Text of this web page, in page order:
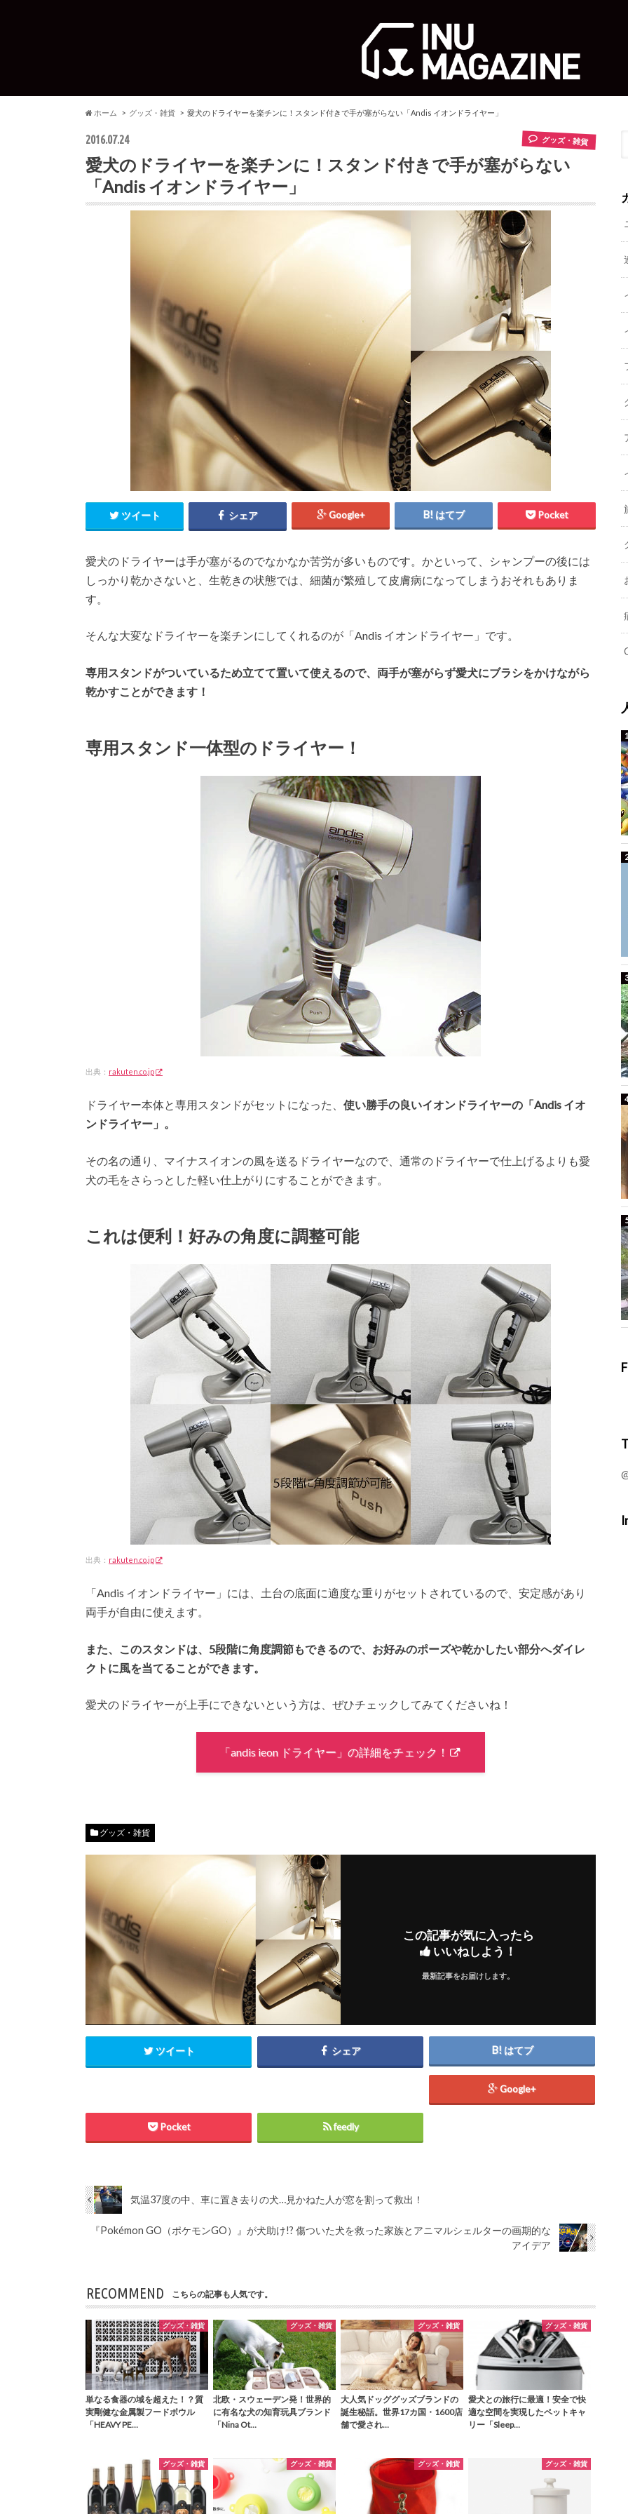
ホーム グッズ・雑貨 愛犬のドライヤーを楽チンに！スタンド付きで手が塞がらない「Andis イオンドライヤー」
2016.07.24 グッズ・雑貨
愛犬のドライヤーを楽チンに！スタンド付きで手が塞がらない
「Andis イオンドライヤー」
ツイート シェア Google+ はてブ Pocket
愛犬のドライヤーは手が塞がるのでなかなか苦労が多いものです。かといって、シャンプーの後には
しっかり乾かさないと、生乾きの状態では、細菌が繁殖して皮膚病になってしまうおそれもありま
す。
そんな大変なドライヤーを楽チンにしてくれるのが「Andis イオンドライヤー」です。
専用スタンドがついているため立てて置いて使えるので、両手が塞がらず愛犬にブラシをかけながら
乾かすことができます！
専用スタンド一体型のドライヤー！
出典： rakuten.co.jp
ドライヤー本体と専用スタンドがセットになった、 使い勝手の良いイオンドライヤーの「Andis イオ
ンドライヤー」。
その名の通り、マイナスイオンの風を送るドライヤーなので、通常のドライヤーで仕上げるよりも愛
犬の毛をさらっとした軽い仕上がりにすることができます。
これは便利！好みの角度に調整可能
出典： rakuten.co.jp
「Andis イオンドライヤー」には、土台の底面に適度な重りがセットされているので、安定感があり
両手が自由に使えます。
また、このスタンドは、5段階に角度調節もできるので、お好みのポーズや乾かしたい部分へダイレ
クトに風を当てることができます。
愛犬のドライヤーが上手にできないという方は、ぜひチェックしてみてくださいね！
「andis ieon ドライヤー」の詳細をチェック！
グッズ・雑貨
この記事が気に入ったら
いいねしよう！
最新記事をお届けします。
ツイート シェア はてブ
Google+
Pocket feedly
気温37度の中、車に置き去りの犬…見かねた人が窓を割って救出！
『Pokémon GO（ポケモンGO）』が犬助け!? 傷ついた犬を救った家族とアニマルシェルターの画期的な
アイデア
RECOMMEND こちらの記事も人気です。
グッズ・雑貨
単なる食器の域を超えた！？質
実剛健な金属製フードボウル
「HEAVY PE…
グッズ・雑貨
北欧・スウェーデン発！世界的
に有名な犬の知育玩具ブランド
「Nina Ot…
グッズ・雑貨
大人気ドッググッズブランドの
誕生秘話。世界17カ国・1600店
舗で愛され…
グッズ・雑貨
愛犬との旅行に最適！安全で快
適な空間を実現したペットキャ
リー「Sleep…
グッズ・雑貨 グッズ・雑貨 グッズ・雑貨 グッズ・雑貨